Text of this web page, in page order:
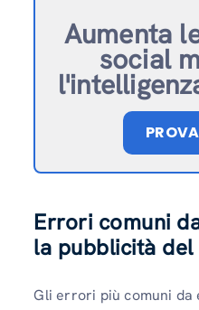
Aumenta
social
Errori comuni
la pubblicità del
Gli errori più comuni